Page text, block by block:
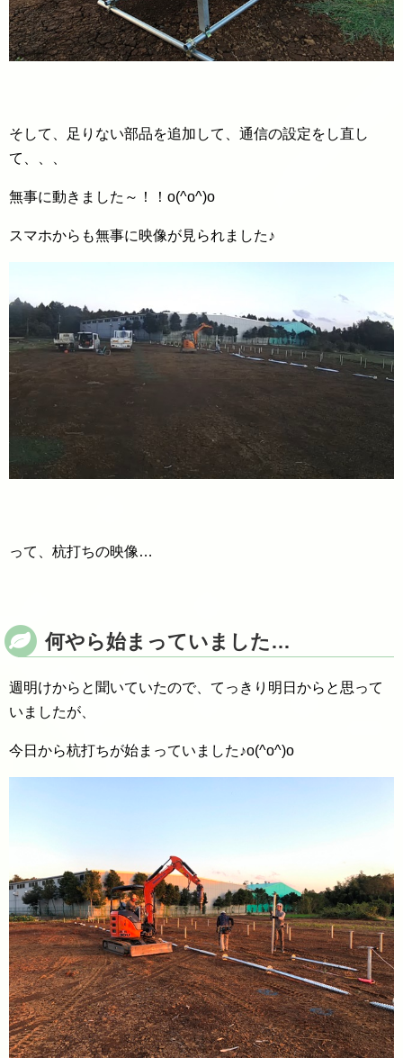
そして、足りない部品を追加して、通信の設定をし直し
て、、、
無事に動きました～！！o(^o^)o
スマホからも無事に映像が見られました♪
って、杭打ちの映像…
何やら始まっていました…
週明けからと聞いていたので、てっきり明日からと思って
いましたが、
今日から杭打ちが始まっていました♪o(^o^)o